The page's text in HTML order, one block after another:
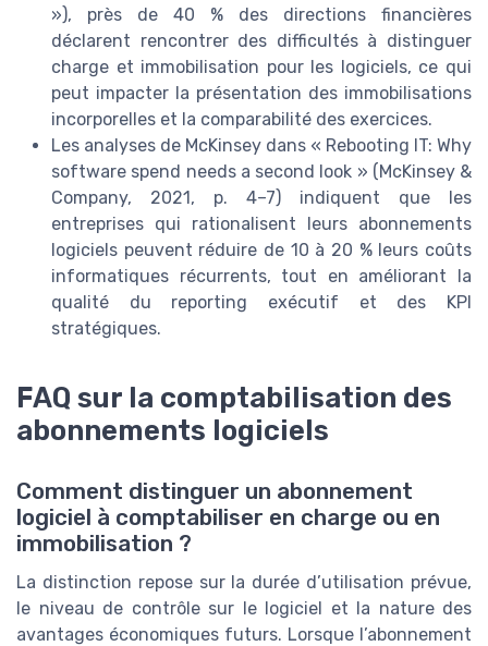
»), près de 40 % des directions financières
déclarent rencontrer des difficultés à distinguer
charge et immobilisation pour les logiciels, ce qui
peut impacter la présentation des immobilisations
incorporelles et la comparabilité des exercices.
Les analyses de McKinsey dans « Rebooting IT: Why
software spend needs a second look » (McKinsey &
Company, 2021, p. 4–7) indiquent que les
entreprises qui rationalisent leurs abonnements
logiciels peuvent réduire de 10 à 20 % leurs coûts
informatiques récurrents, tout en améliorant la
qualité du reporting exécutif et des KPI
stratégiques.
FAQ sur la comptabilisation des
abonnements logiciels
Comment distinguer un abonnement
logiciel à comptabiliser en charge ou en
immobilisation ?
La distinction repose sur la durée d’utilisation prévue,
le niveau de contrôle sur le logiciel et la nature des
avantages économiques futurs. Lorsque l’abonnement